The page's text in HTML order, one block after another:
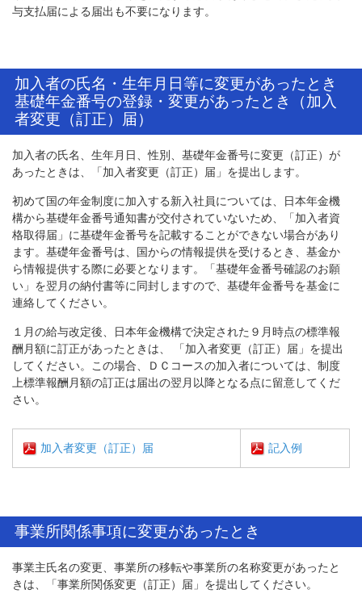
与支払届による届出も不要になります。
加入者の氏名・生年月日等に変更があったとき
基礎年金番号の登録・変更があったとき（加入
者変更（訂正）届）
加入者の氏名、生年月日、性別、基礎年金番号に変更（訂正）が
あったときは、「加入者変更（訂正）届」を提出します。
初めて国の年金制度に加入する新入社員については、日本年金機
構から基礎年金番号通知書が交付されていないため、「加入者資
格取得届」に基礎年金番号を記載することができない場合があり
ます。基礎年金番号は、国からの情報提供を受けるとき、基金か
ら情報提供する際に必要となります。「基礎年金番号確認のお願
い」を翌月の納付書等に同封しますので、基礎年金番号を基金に
連絡してください。
１月の給与改定後、日本年金機構で決定された９月時点の標準報
酬月額に訂正があったときは、 「加入者変更（訂正）届」を提出
してください。この場合、ＤＣコースの加入者については、制度
上標準報酬月額の訂正は届出の翌月以降となる点に留意してくだ
さい。
加入者変更（訂正）届 記入例
事業所関係事項に変更があったとき
事業主氏名の変更、事業所の移転や事業所の名称変更があったと
きは、「事業所関係変更（訂正）届」を提出してください。